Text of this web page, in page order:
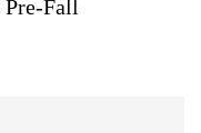
Pre-Fall